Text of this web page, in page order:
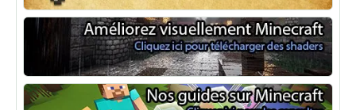
Fabric Minecraft
Shaders Minecraft